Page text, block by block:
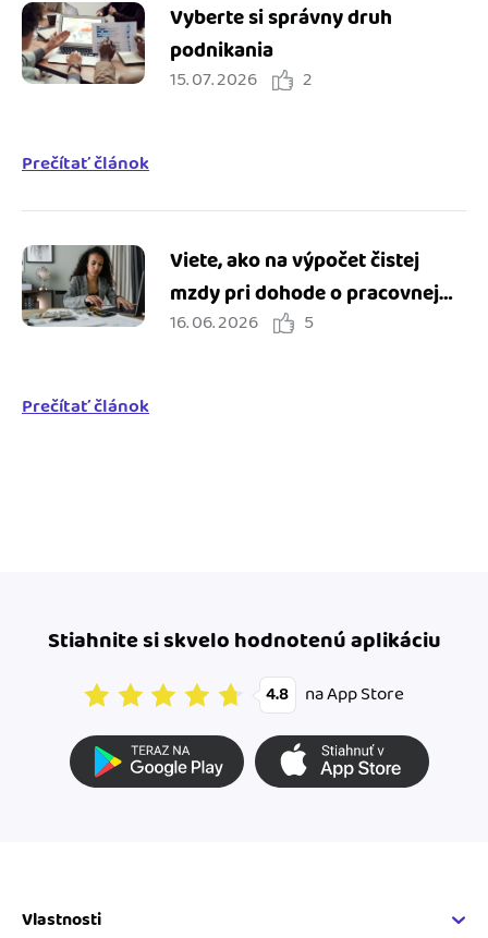
Vyberte si správny druh
podnikania
15. 07. 2026 2
Prečítať článok
Viete, ako na výpočet čistej
mzdy pri dohode o pracovnej
činnosti?
16. 06. 2026 5
Prečítať článok
Stiahnite si skvelo hodnotenú aplikáciu
4.8 na App Store
Vlastnosti